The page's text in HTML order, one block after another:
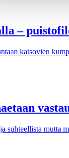
–
katsovien
mutta